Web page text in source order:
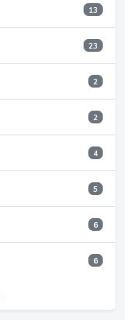
13
23
2
2
4
5
6
6